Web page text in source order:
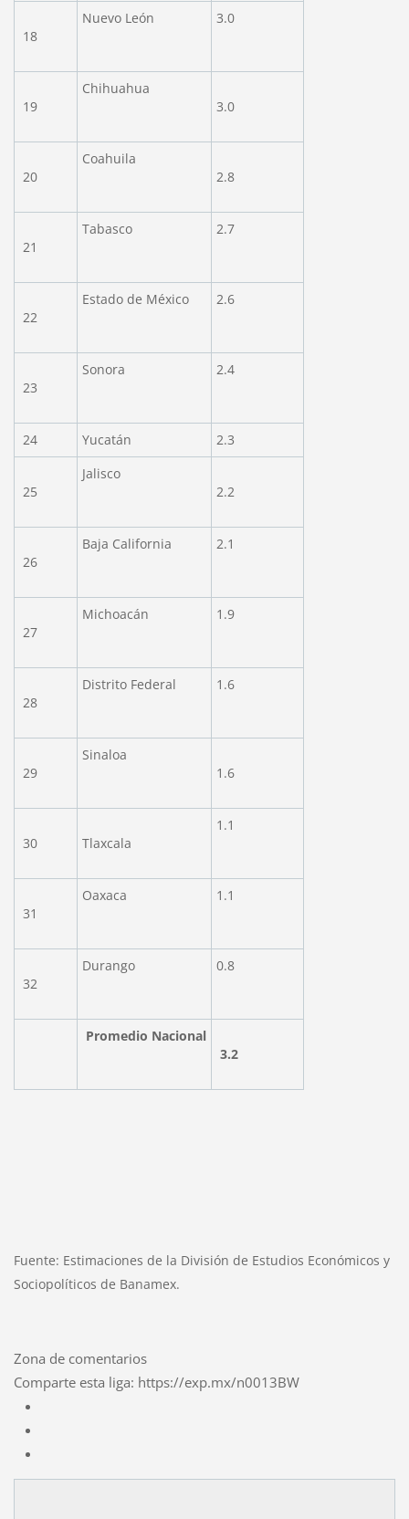
18
Nuevo León 3.0
19
Chihuahua
3.0
20
Coahuila
2.8
21
Tabasco 2.7
22
Estado de México 2.6
23
Sonora 2.4
24 Yucatán 2.3
25
Jalisco
2.2
26
Baja California 2.1
27
Michoacán 1.9
28
Distrito Federal 1.6
29
Sinaloa
1.6
30 Tlaxcala
1.1
31
Oaxaca 1.1
32
Durango 0.8
Promedio Nacional
3.2
Fuente: Estimaciones de la División de Estudios Económicos y
Sociopolíticos de Banamex.
Zona de comentarios
Comparte esta liga: https://exp.mx/n0013BW